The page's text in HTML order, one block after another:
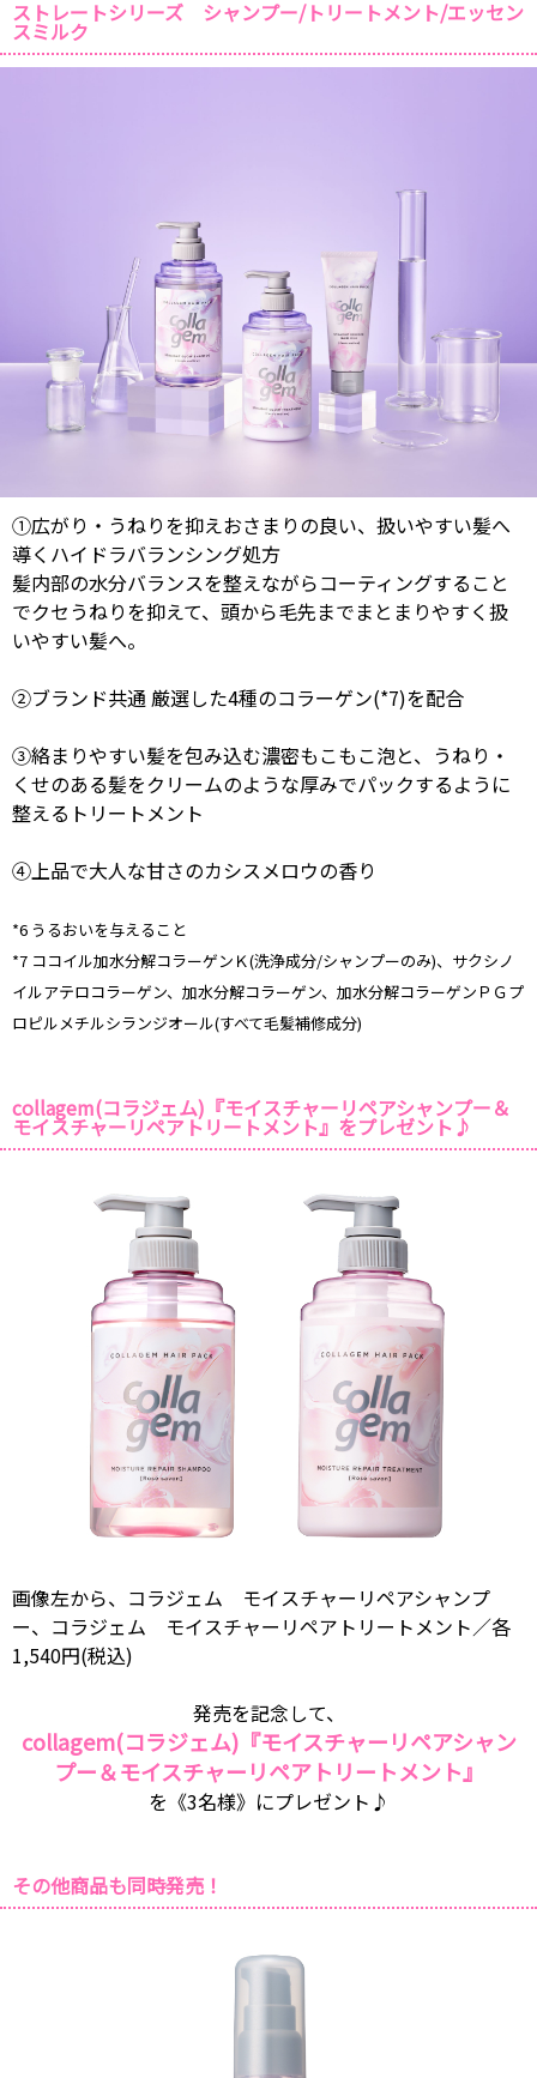
ストレートシリーズ シャンプー/トリートメント/エッセン
スミルク
①広がり・うねりを抑えおさまりの良い、扱いやすい髪へ
導くハイドラバランシング処方
髪内部の水分バランスを整えながらコーティングすること
でクセうねりを抑えて、頭から毛先までまとまりやすく扱
いやすい髪へ。
②ブランド共通 厳選した4種のコラーゲン(*7)を配合
③絡まりやすい髪を包み込む濃密もこもこ泡と、うねり・
くせのある髪をクリームのような厚みでパックするように
整えるトリートメント
④上品で大人な甘さのカシスメロウの香り
*6 うるおいを与えること
*7 ココイル加水分解コラーゲンＫ(洗浄成分/シャンプーのみ)、サクシノ
イルアテロコラーゲン、加水分解コラーゲン、加水分解コラーゲンＰＧプ
ロピルメチルシランジオール(すべて毛髪補修成分)
collagem(コラジェム)『モイスチャーリペアシャンプー＆
モイスチャーリペアトリートメント』をプレゼント♪
画像左から、コラジェム モイスチャーリペアシャンプ
ー、コラジェム モイスチャーリペアトリートメント／各
1,540円(税込)
発売を記念して、
collagem(コラジェム)『モイスチャーリペアシャン
プー＆モイスチャーリペアトリートメント』
を《3名様》にプレゼント♪
その他商品も同時発売！